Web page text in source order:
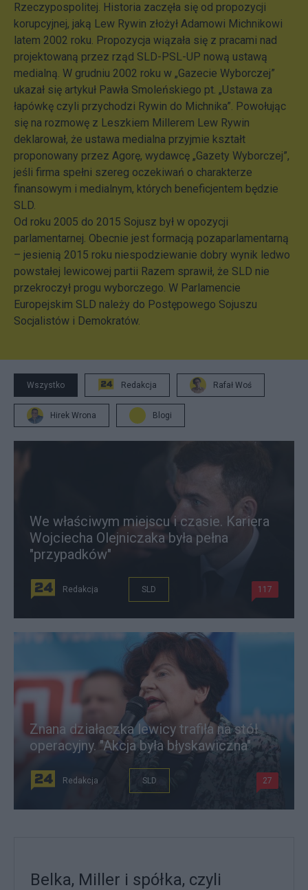
Rzeczypospolitej. Historia zaczęła się od propozycji
korupcyjnej, jaką Lew Rywin złożył Adamowi Michnikowi
latem 2002 roku. Propozycja wiązała się z pracami nad
projektowaną przez rząd SLD-PSL-UP nową ustawą
medialną. W grudniu 2002 roku w „Gazecie Wyborczej”
ukazał się artykuł Pawła Smoleńskiego pt. „Ustawa za
łapówkę czyli przychodzi Rywin do Michnika”. Powołując
się na rozmowę z Leszkiem Millerem Lew Rywin
deklarował, że ustawa medialna przyjmie kształt
proponowany przez Agorę, wydawcę „Gazety Wyborczej”,
jeśli firma spełni szereg oczekiwań o charakterze
finansowym i medialnym, których beneficjentem będzie
SLD.
Od roku 2005 do 2015 Sojusz był w opozycji
parlamentarnej. Obecnie jest formacją pozaparlamentarną
– jesienią 2015 roku niespodziewanie dobry wynik ledwo
powstałej lewicowej partii Razem sprawił, że SLD nie
przekroczył progu wyborczego. W Parlamencie
Europejskim SLD należy do Postępowego Sojuszu
Socjalistów i Demokratów.
Wszystko Redakcja Rafał Woś
Hirek Wrona Blogi
We właściwym miejscu i czasie. Kariera
Wojciecha Olejniczaka była pełna
"przypadków"
Redakcja SLD 117
Znana działaczka lewicy trafiła na stół
operacyjny. "Akcja była błyskawiczna"
Redakcja SLD 27
Belka, Miller i spółka, czyli